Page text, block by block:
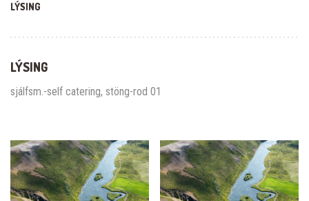
LÝSING
LÝSING
sjálfsm.-self catering, stöng-rod 01